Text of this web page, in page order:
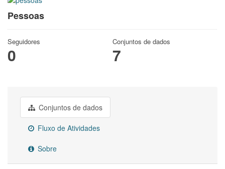
Pessoas
Seguidores
0
Conjuntos de dados
7
Conjuntos de dados
Fluxo de Atividades
Sobre